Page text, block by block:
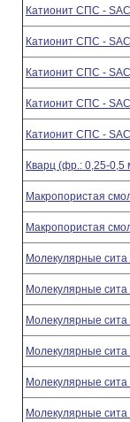
Катионит СПС -
Катионит СПС -
Катионит СПС -
Катионит СПС -
Катионит СПС -
Кварц (фр.: 0,25-0,5
Макропористая
Макропористая
Молекулярные
Молекулярные
Молекулярные
Молекулярные
Молекулярные
Молекулярные